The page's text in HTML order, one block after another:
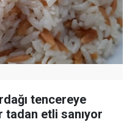
tencereye
tadan etli sanıyor